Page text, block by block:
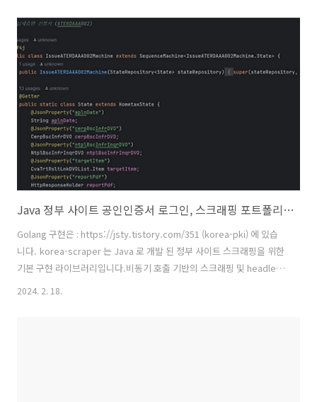
가 (최소/최대), 넓이 (최소, 최대), 가까운 역 정보 가 포함되어있습니다.
위치가 대략적인 위치라 역 정보가 정확하진 않습니다. 중복제거가 필요
해 보이군요.. 서울시 자료:
https://docs.google.com/spreadsheets/d/
usp=drive_link..
Java 정부 사이트 공인인증서 로그인, 스크래핑 포트폴리오 (korea-scraper)
Golang 구현은 : https://jsty.tistory.com/351 (korea-pki) 에 있습
니다. korea-scraper 는 Java 로 개발 된 정부 사이트 스크래핑을 위한
기본 구현 라이브러리입니다.비동기 호출 기반의 스크래핑 및 headless
공인인증서 로그인이 구현되어 있습니다.개발 의뢰 요청 시 해당 라이브
2024. 2. 18.